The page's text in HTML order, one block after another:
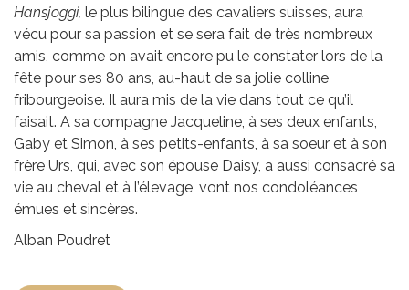
Hansjoggi, le plus bilingue des cavaliers suisses, aura
vécu pour sa passion et se sera fait de très nombreux
amis, comme on avait encore pu le constater lors de la
fête pour ses 80 ans, au-haut de sa jolie colline
fribourgeoise. Il aura mis de la vie dans tout ce qu’il
faisait. A sa compagne Jacqueline, à ses deux enfants,
Gaby et Simon, à ses petits-enfants, à sa soeur et à son
frère Urs, qui, avec son épouse Daisy, a aussi consacré sa
vie au cheval et à l’élevage, vont nos condoléances
émues et sincères.
Alban Poudret